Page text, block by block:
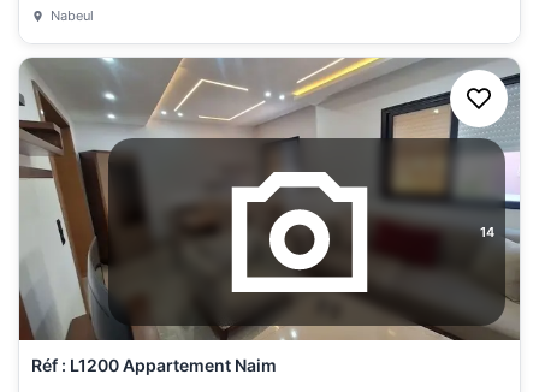
Nabeul
14
Réf : L1200 Appartement Naim